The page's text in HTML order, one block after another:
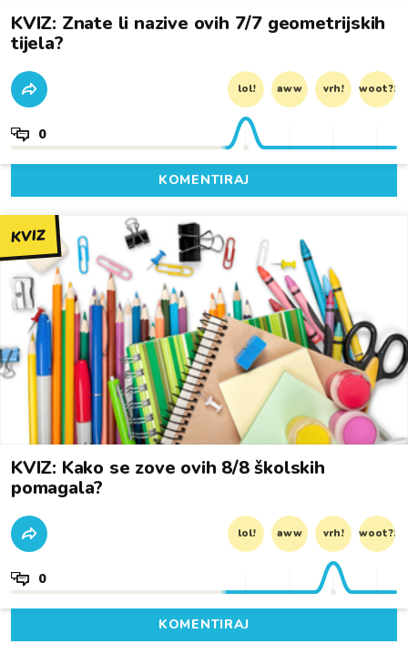
KVIZ: Znate li nazive ovih 7/7 geometrijskih
tijela?
lol! aww vrh! woot?!
0
KOMENTIRAJ
KVIZ
KVIZ: Kako se zove ovih 8/8 školskih
pomagala?
lol! aww vrh! woot?!
0
KOMENTIRAJ